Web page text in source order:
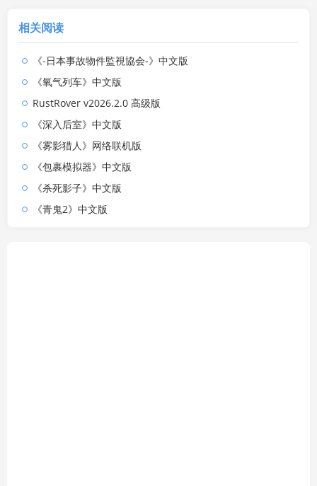
相关阅读
《-日本事故物件監視協会-》中文版
《氧气列车》中文版
RustRover v2026.2.0 高级版
《深入后室》中文版
《雾影猎人》网络联机版
《包裹模拟器》中文版
《杀死影子》中文版
《青鬼2》中文版